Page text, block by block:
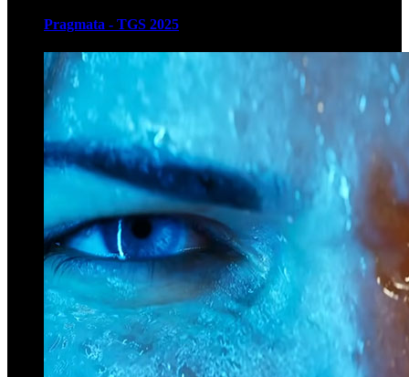
Pragmata - TGS 2025